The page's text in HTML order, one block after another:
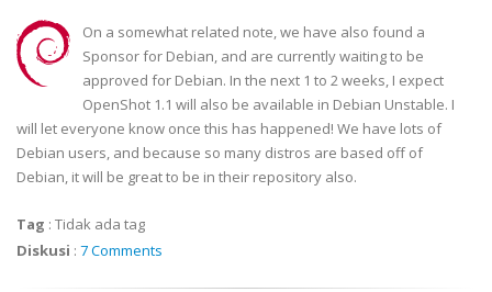
On a somewhat related note, we have also found a
Sponsor for Debian, and are currently waiting to be
approved for Debian. In the next 1 to 2 weeks, I expect
OpenShot 1.1 will also be available in Debian Unstable. I
will let everyone know once this has happened! We have lots of
Debian users, and because so many distros are based off of
Debian, it will be great to be in their repository also.
Tag : Tidak ada tag
Diskusi : 7 Comments